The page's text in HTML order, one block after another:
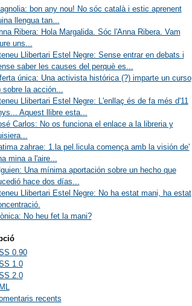
bon any nou! No sóc català i estic aprenent
llengua tan...
Ribera: Hola Margalida. Sóc l'Anna Ribera. Vam
uns...
Llibertari Estel Negre: Sense entrar en debats i
saber les causes del perquè es...
única: Una activista histórica (?) imparte un curso
sobre la acción...
Llibertari Estel Negre: L'enllaç és de fa més d'11
Aquest llibre esta...
Carlos: No os funciona el enlace a la libreria y
zahrae: 1.la pel.licula comença amb la visión de'
mina a l'aire...
Una mínima aportación sobre un hecho que
hace dos días...
Llibertari Estel Negre: No ha estat mani, ha estat
No heu fet la mani?
0.90
1.0
2.0
recents